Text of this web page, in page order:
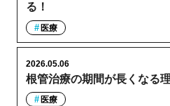
る！
医療
根管治療の期間が長くなる
2026.05.06
医療